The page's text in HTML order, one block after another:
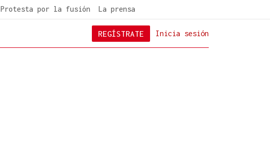
Protesta por la fusión La prensa
Inicia sesión
REGÍSTRATE